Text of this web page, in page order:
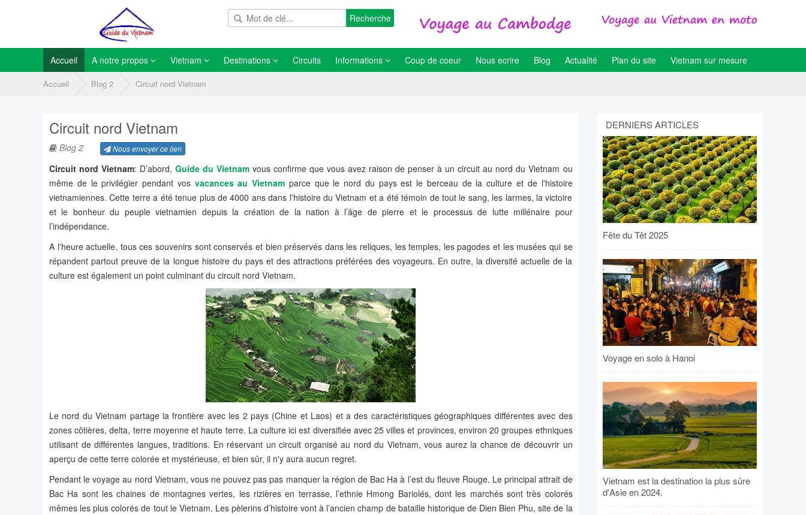
Recherche
Accueil A notre propos Vietnam Destinations Circuits Informations Coup de coeur Nous ecrire Blog Actualité Plan du site Vietnam sur mesure
Accueil Blog 2 Circuit nord Vietnam
Circuit nord Vietnam
Blog 2 Nous envoyer ce lien
Circuit nord Vietnam: D’abord,Guide du Vietnam vous confirme que vous avez raison de penser à un circuit au nord du Vietnam ou
même de le privilégier pendant vos vacances au Vietnam parce que le nord du pays est le berceau de la culture et de l'histoire
vietnamiennes. Cette terre a été tenue plus de 4000 ans dans l'histoire du Vietnam et a été témoin de tout le sang, les larmes, la victoire
et le bonheur du peuple vietnamien depuis la création de la nation à l’âge de pierre et le processus de lutte millénaire pour
l’indépendance.
A l'heure actuelle, tous ces souvenirs sont conservés et bien préservés dans les reliques, les temples, les pagodes et les musées qui se
répandent partout preuve de la longue histoire du pays et des attractions préférées des voyageurs. En outre, la diversité actuelle de la
culture est également un point culminant du circuit nord Vietnam.
Le nord du Vietnam partage la frontière avec les 2 pays (Chine et Laos) et a des caractéristiques géographiques différentes avec des
zones côtières, delta, terre moyenne et haute terre. La culture ici est diversifiée avec 25 villes et provinces, environ 20 groupes ethniques
utilisant de différentes langues, traditions. En réservant un circuit organisé au nord du Vietnam, vous aurez la chance de découvrir un
aperçu de cette terre colorée et mystérieuse, et bien sûr, il n'y aura aucun regret.
Pendant le voyage au nord Vietnam, vous ne pouvez pas pas manquer la région de Bac Ha à l’est du fleuve Rouge. Le principal attrait de
Bac Ha sont les chaines de montagnes vertes, les rizières en terrasse, l’ethnie Hmong Bariolés, dont les marchés sont très colorés
mêmes les plus colorés de tout le Vietnam. Les pèlerins d’histoire vont à l’ancien champ de bataille historique de Dien Bien Phu, site de la
DERNIERS ARTICLES
Fête du Têt 2025
Voyage en solo à Hanoi
Vietnam est la destination la plus sûre
d'Asie en 2024.